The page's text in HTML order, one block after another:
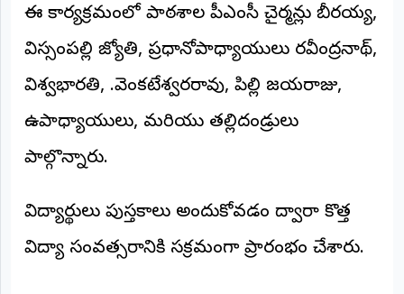
NEWS
క్షణం
పక్షం
ఈ కార్యక్రమంలో పాఠశాల పీఎంసీ చైర్మన్లు బీరయ్య,
విస్సంపల్లి జ్యోతి, ప్రధానోపాధ్యాయులు రవీంద్రనాథ్,
విశ్వభారతి, జి.వెంకటేశ్వరరావు, పిల్లి జయరాజు,
ఉపాధ్యాయులు, మరియు తల్లిదండ్రులు
పాల్గొన్నారు.
విద్యార్థులు పుస్తకాలు అందుకోవడం ద్వారా కొత్త
విద్యా సంవత్సరానికి సక్రమంగా ప్రారంభం చేశారు.